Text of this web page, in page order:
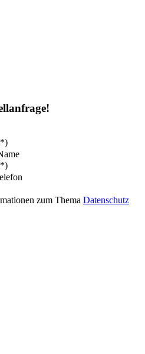
zum Thema Datenschutz